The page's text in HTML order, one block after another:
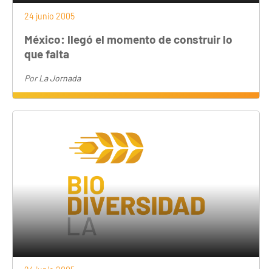
24 junio 2005
México: llegó el momento de construir lo
que falta
PorLa Jornada